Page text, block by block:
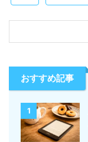
おすすめ記事
1